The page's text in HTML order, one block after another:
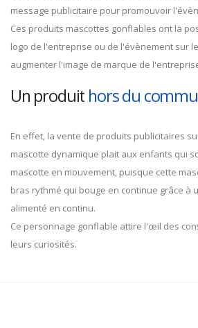
message publicitaire pour promouvoir
Ces produits mascottes gonflables ont la
logo de l'entreprise ou de l'évènement sur
augmenter l'image de marque de
Un produit hors du
En effet, la vente de produits publicitaires
mascotte dynamique plait aux enfants qui
mascotte en mouvement, puisque cette
bras rythmé qui bouge en continue grâce à
alimenté en continu.
Ce personnage gonflable attire l'œil des
leurs curiosités.